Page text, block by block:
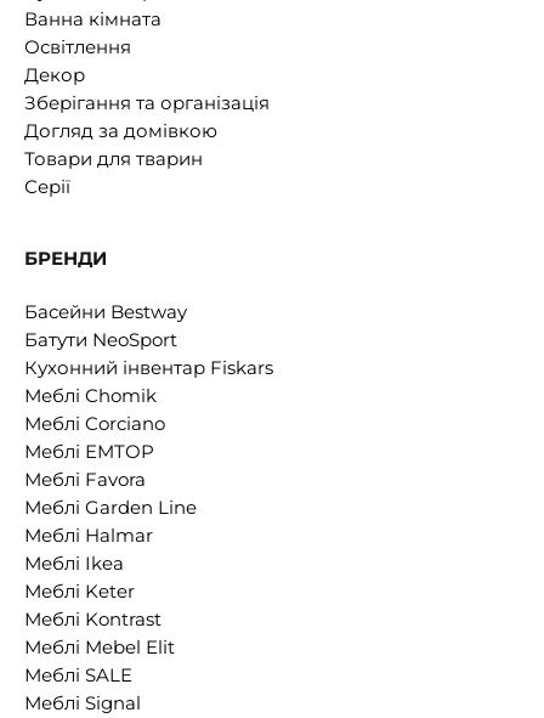
Ванна кімната
Освітлення
Декор
Зберігання та організація
Догляд за домівкою
Товари для тварин
Серії
БРЕНДИ
Басейни Bestway
Батути NeoSport
Кухонний інвентар Fiskars
Меблі Chomik
Меблі Corciano
Меблі EMTOP
Меблі Favora
Меблі Garden Line
Меблі Halmar
Меблі Ikea
Меблі Keter
Меблі Kontrast
Меблі Mebel Elit
Меблі SALE
Меблі Signal